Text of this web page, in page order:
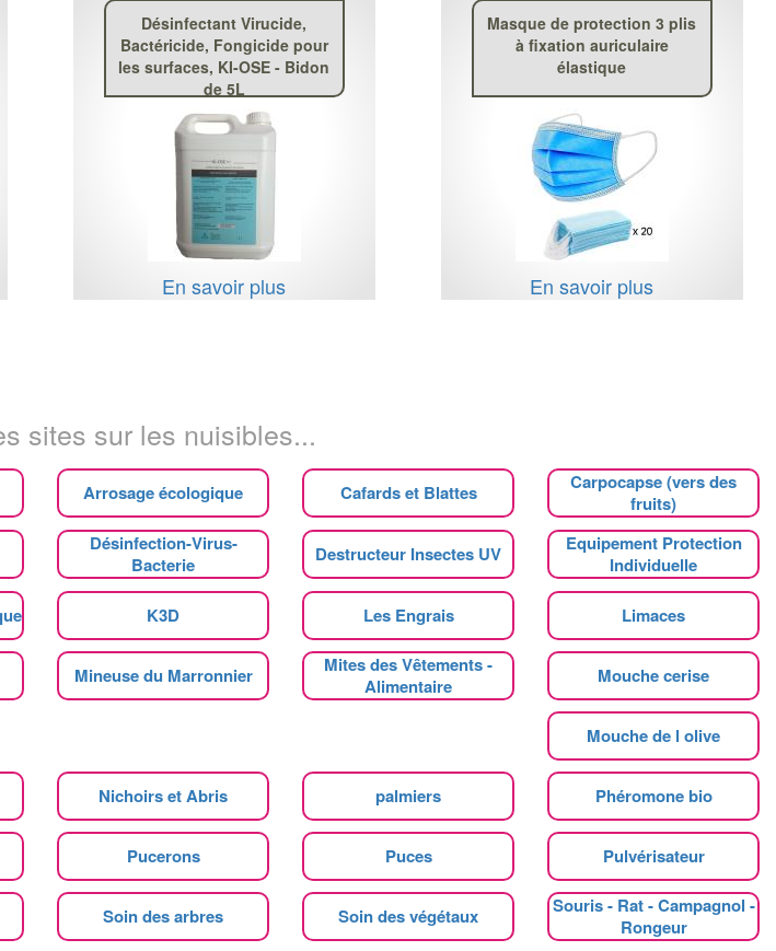
Désinfectant Virucide,
Bactéricide, Fongicide pour
les surfaces, KI-OSE - Bidon
de 5L
En savoir plus
Masque de protection 3 plis
à fixation auriculaire
élastique
En savoir plus
sites sur les nuisibles...
Arrosage écologique Cafards et Blattes
Carpocapse (vers des
fruits)
Désinfection-Virus-
Bacterie
Destructeur Insectes UV
Equipement Protection
Individuelle
K3D Les Engrais Limaces
Mineuse du Marronnier
Mites des Vêtements -
Alimentaire
Mouche cerise
Mouche de l olive
Nichoirs et Abris palmiers Phéromone bio
Pucerons Puces Pulvérisateur
Soin des arbres Soin des végétaux
Souris - Rat - Campagnol -
Rongeur